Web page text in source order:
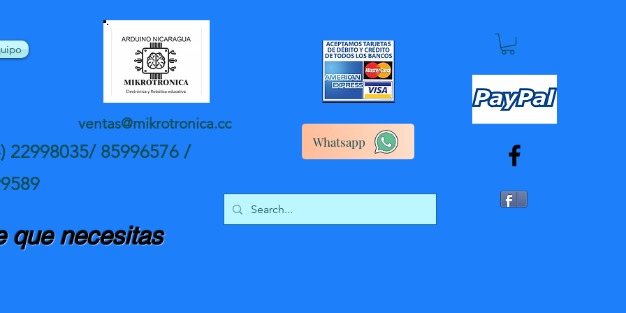
Whatsapp
22998035/ 85996576 /
ventas@mikrotronica.cc
que necesitas